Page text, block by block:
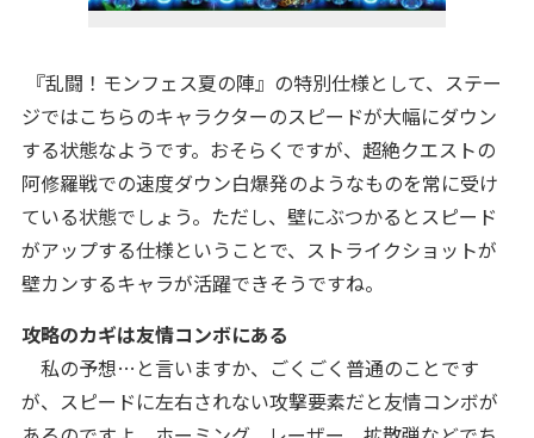
『乱闘！モンフェス夏の陣』の特別仕様として、ステー
ジではこちらのキャラクターのスピードが大幅にダウン
する状態なようです。おそらくですが、超絶クエストの
阿修羅戦での速度ダウン白爆発のようなものを常に受け
ている状態でしょう。ただし、壁にぶつかるとスピード
がアップする仕様ということで、ストライクショットが
壁カンするキャラが活躍できそうですね。
攻略のカギは友情コンボにある
私の予想…と言いますか、ごくごく普通のことです
が、スピードに左右されない攻撃要素だと友情コンボが